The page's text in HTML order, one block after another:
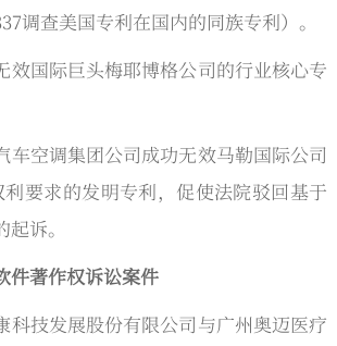
调查美国专利在国内的同族专利）。
效国际巨头梅耶博格公司的行业核心专
车空调集团公司成功无效马勒国际公司
利要求的发明专利，促使法院驳回基于
诉。
件著作权诉讼案件
科技发展股份有限公司与广州奥迈医疗